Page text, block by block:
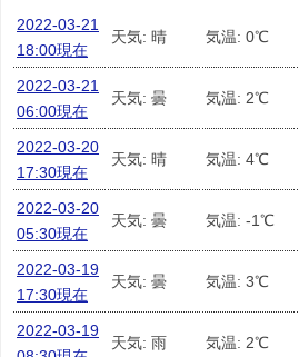
2022-03-21
18:00現在
天気: 晴 気温: 0℃
2022-03-21
06:00現在
天気: 曇 気温: 2℃
2022-03-20
17:30現在
天気: 晴 気温: 4℃
2022-03-20
05:30現在
天気: 曇 気温: -1℃
2022-03-19
17:30現在
天気: 曇 気温: 3℃
2022-03-19
天気: 雨 気温: 2℃